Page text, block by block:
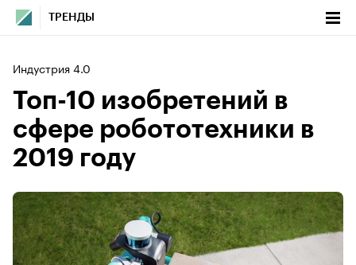
ТРЕНДЫ
Индустрия 4.0
Топ-10 изобретений в
сфере робототехники в
2019 году